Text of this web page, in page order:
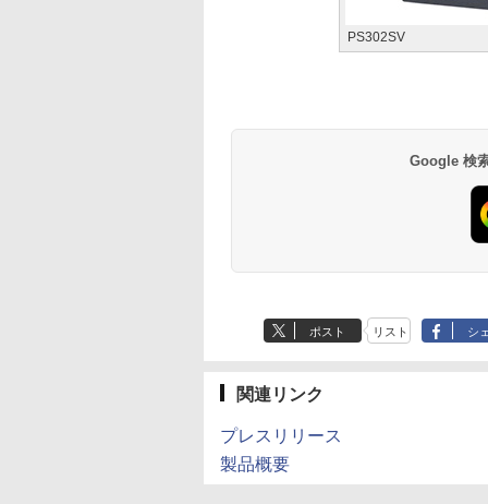
PS302SV
Google 検
ポスト リスト シ
関連リンク
プレスリリース
製品概要